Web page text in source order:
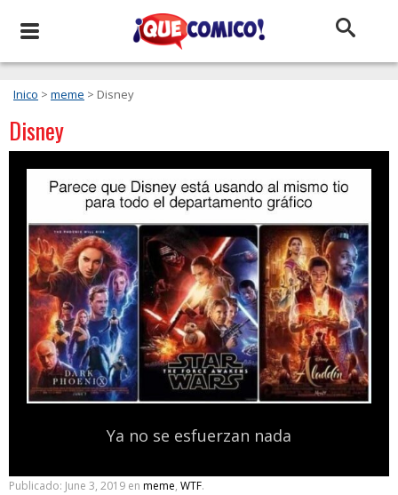
Inico > meme > Disney
Disney
Ya no se esfuerzan nada
Publicado: June 3, 2019 en meme, WTF.